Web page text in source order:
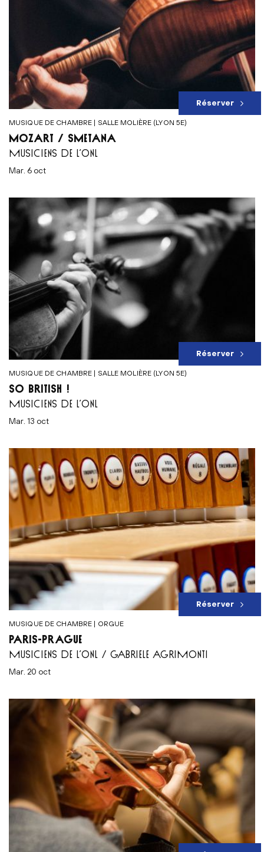
MUSIQUE DE CHAMBRE | SALLE MOLIÈRE (LYON 5E)
MOZART / SMETANA
MUSICIENS DE L’ONL
mar. 6 oct
Réserver
MUSIQUE DE CHAMBRE | SALLE MOLIÈRE (LYON 5E)
SO BRITISH !
MUSICIENS DE L’ONL
mar. 13 oct
Réserver
MUSIQUE DE CHAMBRE | ORGUE
PARIS-PRAGUE
MUSICIENS DE L’ONL / GABRIELE AGRIMONTI
mar. 20 oct
Réserver